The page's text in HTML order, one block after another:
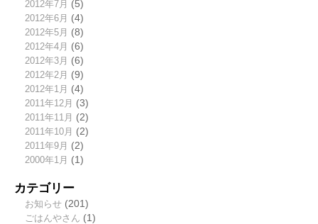
2012年7月 (5)
2012年6月 (4)
2012年5月 (8)
2012年4月 (6)
2012年3月 (6)
2012年2月 (9)
2012年1月 (4)
2011年12月 (3)
2011年11月 (2)
2011年10月 (2)
2011年9月 (2)
2000年1月 (1)
カテゴリー
お知らせ(201)
ごはんやさん (1)